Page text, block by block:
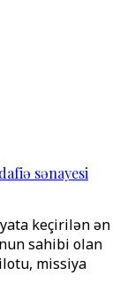
sənayesi
keçirilən ən
sahibi olan
missiya